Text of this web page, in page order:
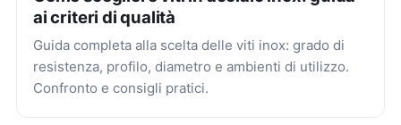
ai criteri di qualità
Guida completa alla scelta delle viti inox: grado di
resistenza, profilo, diametro e ambienti di utilizzo.
Confronto e consigli pratici.